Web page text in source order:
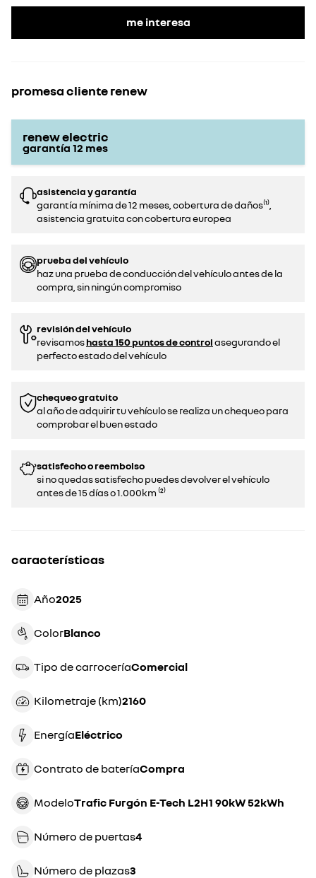
me interesa
promesa cliente renew
renew electric
garantía 12 mes
asistencia y garantía
garantía mínima de 12 meses, cobertura de daños⁽¹⁾,
asistencia gratuita con cobertura europea
prueba del vehículo
haz una prueba de conducción del vehículo antes de la
compra, sin ningún compromiso
revisión del vehículo
revisamoshasta 150 puntos de controlasegurando el
perfecto estado del vehículo
chequeo gratuito
al año de adquirir tu vehículo se realiza un chequeo para
comprobar el buen estado​​
satisfecho o reembolso
si no quedas satisfecho puedes devolver el vehículo
antes de 15 días o 1.000km ⁽²⁾
características
Año 2025
Color blanco
Tipo de carrocería comercial
Kilometraje (km) 2160
Energía eléctrico
Contrato de batería compra
Modelo Trafic Furgón E-Tech L2H1 90kW 52kWh
Número de puertas4
Número de plazas3